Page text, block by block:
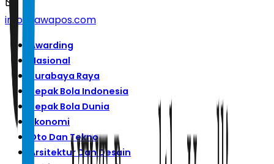
info@jawapos.com
Awarding
Nasional
Surabaya Raya
Sepak Bola Indonesia
Sepak Bola Dunia
Ekonomi
Oto Dan Tekno
Arsitektur Dan Desain